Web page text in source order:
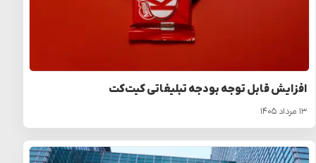
افزایش قابل توجه بودجه تبلیغاتی کیت‌کت
۱۳ مرداد ۱۴۰۵